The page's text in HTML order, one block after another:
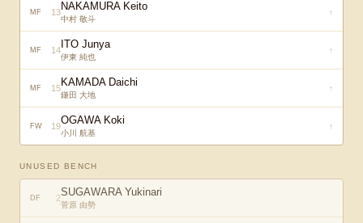
MF 13NAKAMURA Keito
中村 敬斗
↑
MF 14 ITO Junya
伊東 純也
↑
MF 15KAMADA Daichi
鎌田 大地
↑
FW 19OGAWA Koki
小川 航基
↑
UNUSED BENCH
DF 2SUGAWARA Yukinari
菅原 由勢